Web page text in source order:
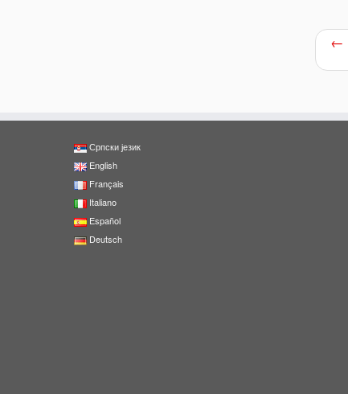
←
Српски језик
English
Français
Italiano
Español
Deutsch